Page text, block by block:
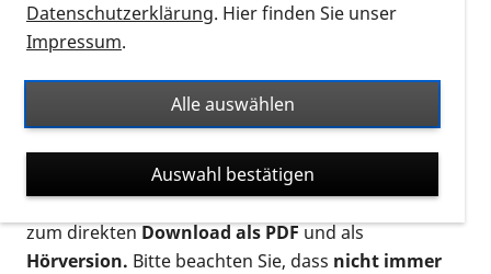
Auf dieser Seite finden Sie sämtliches Infomaterial
Ort. Nutzen Sie den Formatfilter, um ausschließlich
nach Flyern und Broschüren, Audios oder Videos zu
suchen. Die meisten Flyer und Broschüren werden in
verschiedenen Formaten angeboten: zur
postalischen Bestellung als gedruckte Variante
zum direktenDownload als PDFund als
Hörversion. Bitte beachten Sie, dass nicht immer
Datenschutzerklärung. Hier finden Sie unser
Impressum.
Alle auswählen
Auswahl bestätigen